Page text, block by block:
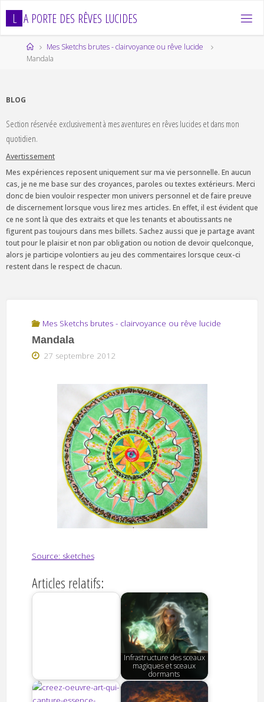
L A PORTE DES RÊVES LUCIDES
HomeMes Sketchs brutes - clairvoyance ou rêve lucide
Mandala
BLOG
Section réservée exclusivement à mes aventures en rêves lucides et dans mon
quotidien.
Avertissement
Mes expériences reposent uniquement sur ma vie personnelle. En aucun
cas, je ne me base sur des croyances, paroles ou textes extérieurs. Merci
donc de bien vouloir respecter mon univers personnel et de faire preuve
de discernement lorsque vous lirez mes articles. En effet, il est évident que
ce ne sont là que des extraits et que les tenants et aboutissants ne
figurent pas toujours dans mes billets. Sachez aussi que je partage avant
tout pour le plaisir et non par obligation ou notion de devoir quelconque,
alors je participe volontiers au jeu des commentaires lorsque ceux-ci
restent dans le respect de chacun.
Mes Sketchs brutes - clairvoyance ou rêve lucide
Mandala
27 septembre 2012
Source: sketches
Articles relatifs:
Infrastructure des sceaux
magiques et sceaux
dormants